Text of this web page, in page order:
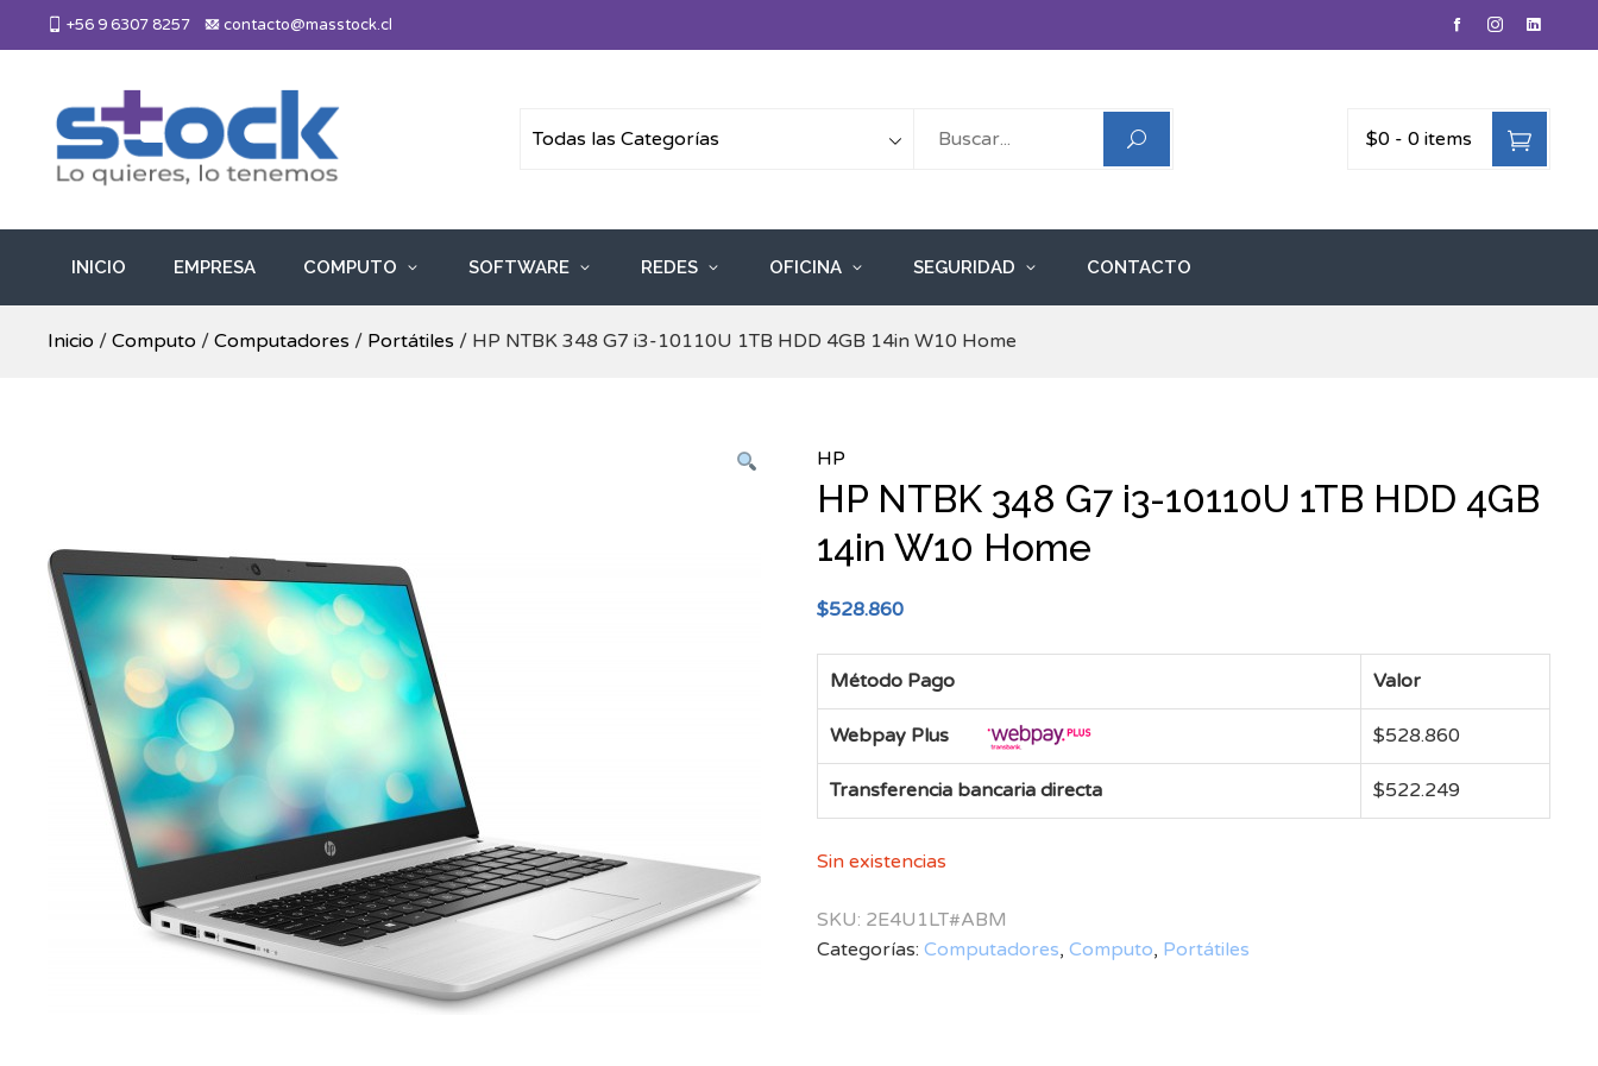
+56 9 6307 8257 contacto@masstock.cl
Más Stock
$0 - 0 items
INICIO EMPRESA COMPUTO SOFTWARE REDES OFICINA SEGURIDAD CONTACTO
Inicio / Computo / Computadores / Portátiles / HP NTBK 348 G7 i3-10110U 1TB HDD 4GB 14in W10 Home
HP
HP NTBK 348 G7 i3-10110U 1TB HDD 4GB
14in W10 Home
$528.860
Método Pago Valor
Webpay Plus $528.860
Transferencia bancaria directa $522.249
Sin existencias
SKU: 2E4U1LT#ABM
Categorías: Computadores, Computo, Portátiles